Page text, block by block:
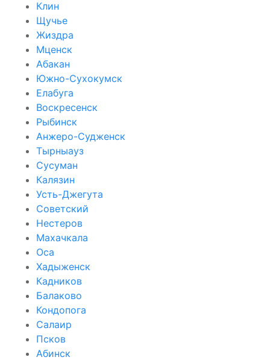
Клин
Щучье
Жиздра
Мценск
Абакан
Южно-Сухокумск
Елабуга
Воскресенск
Рыбинск
Анжеро-Судженск
Тырныауз
Сусуман
Калязин
Усть-Джегута
Советский
Нестеров
Махачкала
Оса
Хадыженск
Кадников
Балаково
Кондопога
Салаир
Псков
Абинск